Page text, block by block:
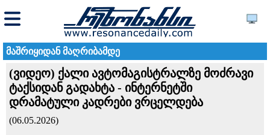
მაშრიყიდან მაღრიბამდე
(ვიდეო) ქალი ავტომაგისტრალზე მოძრავი
ტაქსიდან გადახტა - ინტერნეტში
დრამატული კადრები ვრცელდება
(06.05.2026)